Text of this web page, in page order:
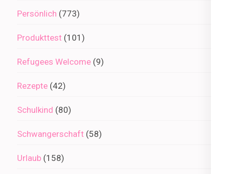
Persönlich (773)
Produkttest (101)
Refugees Welcome (9)
Rezepte (42)
Schulkind (80)
Schwangerschaft (58)
Urlaub (158)